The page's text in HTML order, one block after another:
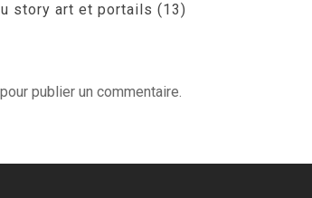
story art et portails (13)
pour publier un commentaire.